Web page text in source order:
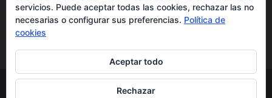
servicios. Puede aceptar todas las cookies, rechazar las no
necesarias o configurar sus preferencias. Política de
cookies
Aceptar todo
Rechazar